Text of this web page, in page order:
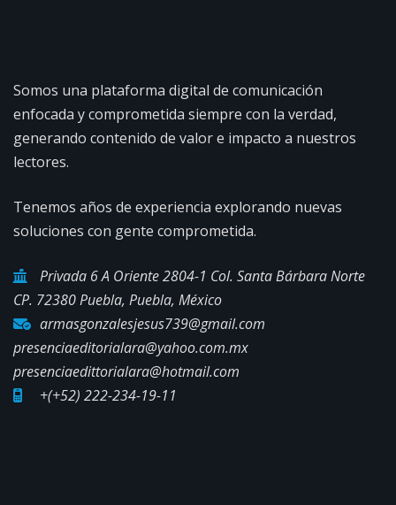
Somos una plataforma digital de comunicación
enfocada y comprometida siempre con la verdad,
generando contenido de valor e impacto a nuestros
lectores.
Tenemos años de experiencia explorando nuevas
soluciones con gente comprometida.
Privada 6 A Oriente 2804-1 Col. Santa Bárbara Norte
CP. 72380 Puebla, Puebla, México
armasgonzalesjesus739@gmail.com
presenciaeditorialara@yahoo.com.mx
presenciaedittorialara@hotmail.com
+(+52) 222-234-19-11